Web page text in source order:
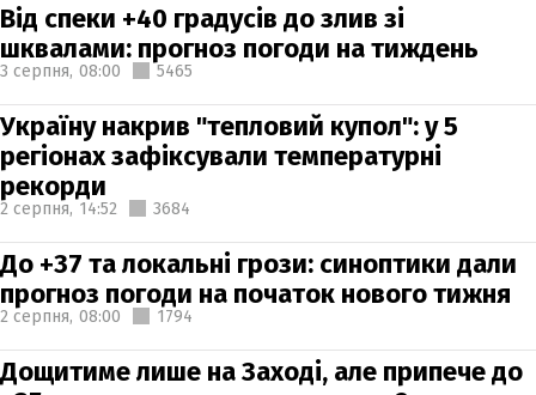
Від спеки +40 градусів до злив зі
шквалами: прогноз погоди на тиждень
3 серпня, 08:00 5465
Україну накрив "тепловий купол": у 5
регіонах зафіксували температурні
рекорди
2 серпня, 14:52 3684
До +37 та локальні грози: синоптики дали
прогноз погоди на початок нового тижня
2 серпня, 08:00 1794
Дощитиме лише на Заході, але припече до